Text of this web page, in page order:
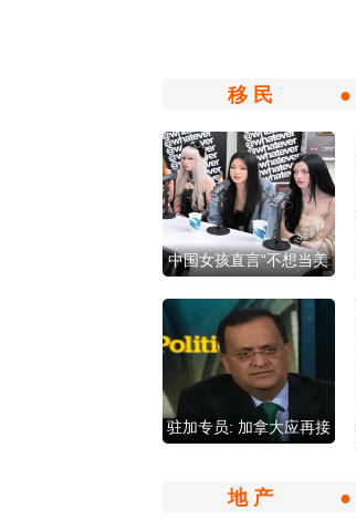
移 民 ●
中国女孩直言“不想当美
驻加专员: 加拿大应再接
地 产 ●